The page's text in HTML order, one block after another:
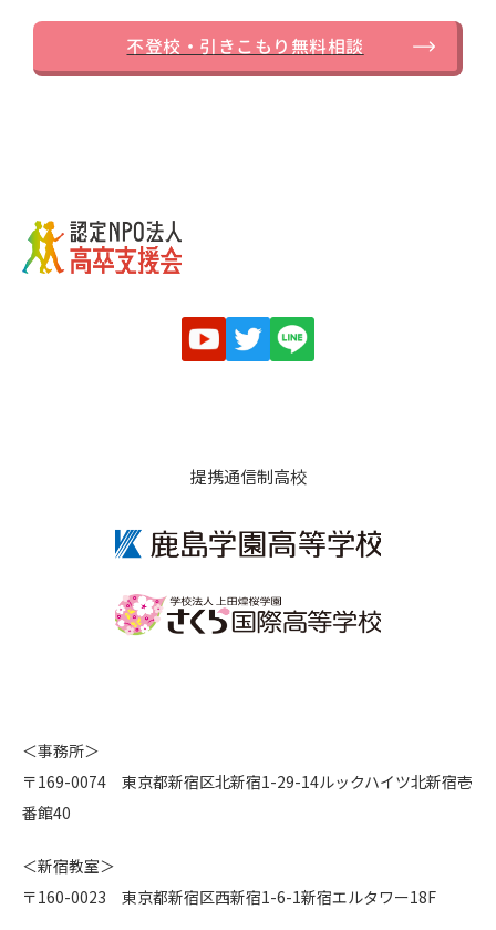
不登校・引きこもり無料相談
提携通信制高校
＜事務所＞
〒169-0074 東京都新宿区北新宿1-29-14ルックハイツ北新宿壱
番館40
＜新宿教室＞
〒160-0023 東京都新宿区西新宿1-6-1新宿エルタワー18F